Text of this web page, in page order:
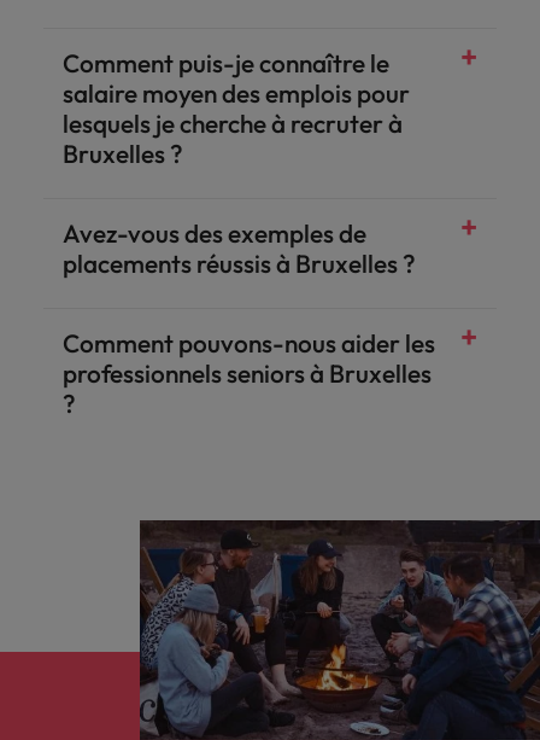
Comment puis-je connaître le
salaire moyen des emplois pour
lesquels je cherche à recruter à
Bruxelles ?
Avez-vous des exemples de
placements réussis à Bruxelles ?
Comment pouvons-nous aider les
professionnels seniors à Bruxelles
?